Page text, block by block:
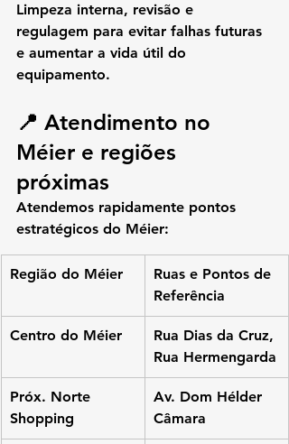
Limpeza interna, revisão e
regulagem para evitar falhas futuras
e aumentar a vida útil do
equipamento.
📍 Atendimento no
Méier e regiões
próximas
Atendemos rapidamente pontos
estratégicos do Méier:
Região do Méier
Ruas e Pontos de
Referência
Centro do Méier
Rua Dias da Cruz,
Rua Hermengarda
Próx. Norte
Shopping
Av. Dom Hélder
Câmara